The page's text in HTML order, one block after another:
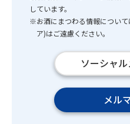
しています。
※お酒にまつわる情報につい
ア)はご遠慮ください。
ソーシャ
メル